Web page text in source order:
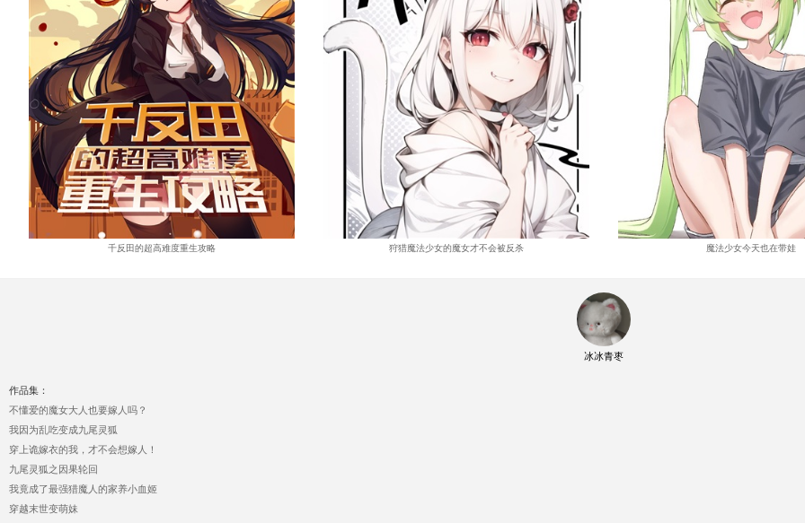
千反田的超高难度重生攻略 狩猎魔法少女的魔女才不会被反杀 魔法少女今天也在带娃
冰冰青枣
作品集：
不懂爱的魔女大人也要嫁人吗？
我因为乱吃变成九尾灵狐
穿上诡嫁衣的我，才不会想嫁人！
九尾灵狐之因果轮回
我竟成了最强猎魔人的家养小血姬
穿越末世变萌妹